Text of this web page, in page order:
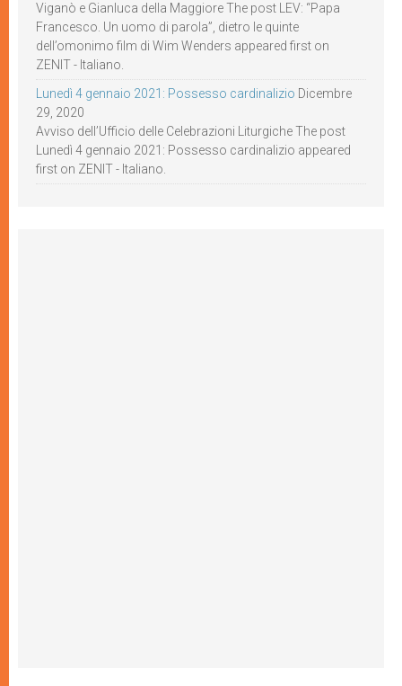
Viganò e Gianluca della Maggiore The post LEV: “Papa
Francesco. Un uomo di parola”, dietro le quinte
dell’omonimo film di Wim Wenders appeared first on
ZENIT - Italiano.
Lunedì 4 gennaio 2021: Possesso cardinalizio Dicembre
29, 2020
Avviso dell’Ufficio delle Celebrazioni Liturgiche The post
Lunedì 4 gennaio 2021: Possesso cardinalizio appeared
first on ZENIT - Italiano.